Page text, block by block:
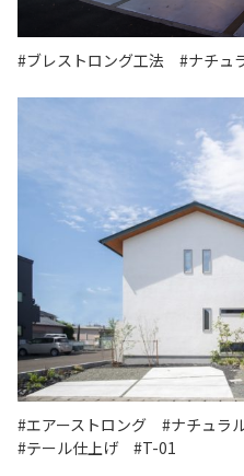
#ブレストロング工法 #ナチュ
#エアーストロング #ナチュラ
#テール仕上げ
#T-01